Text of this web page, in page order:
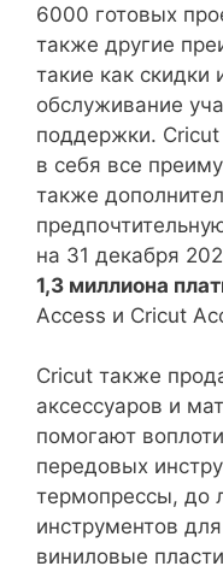
6000 готовых
также другие
такие как скидки
обслуживание
поддержки.
в себя все
также
на 31 декабря
1,3 миллиона
Access и Cricut
Cricut также
аксессуаров и
помогают
передовых
термопрессы, до
инструментов
виниловые